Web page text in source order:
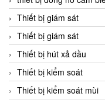
Thiết bị giám sát
Thiết bị giám sát
Thiết bị hút xả dầu
Thiết bị kiểm soát
Thiết bị kiểm soát mùi